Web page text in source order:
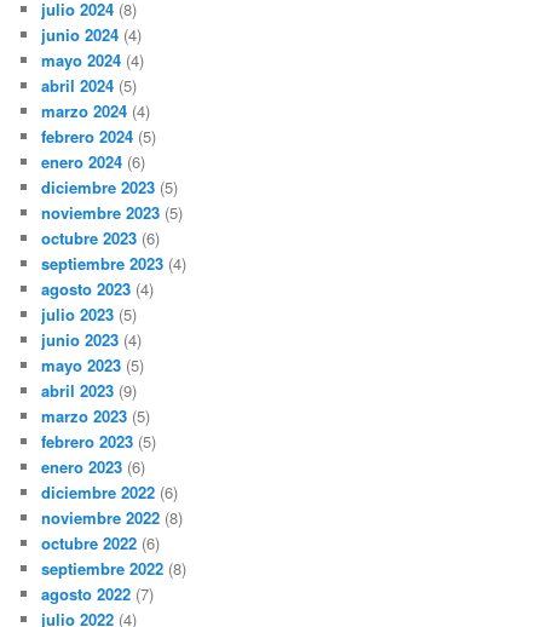
julio 2024 (8)
junio 2024 (4)
mayo 2024 (4)
abril 2024 (5)
marzo 2024 (4)
febrero 2024 (5)
enero 2024 (6)
diciembre 2023 (5)
noviembre 2023 (5)
octubre 2023 (6)
septiembre 2023 (4)
agosto 2023 (4)
julio 2023 (5)
junio 2023 (4)
mayo 2023 (5)
abril 2023 (9)
marzo 2023 (5)
febrero 2023 (5)
enero 2023 (6)
diciembre 2022 (6)
noviembre 2022 (8)
octubre 2022 (6)
septiembre 2022 (8)
agosto 2022 (7)
julio 2022 (4)